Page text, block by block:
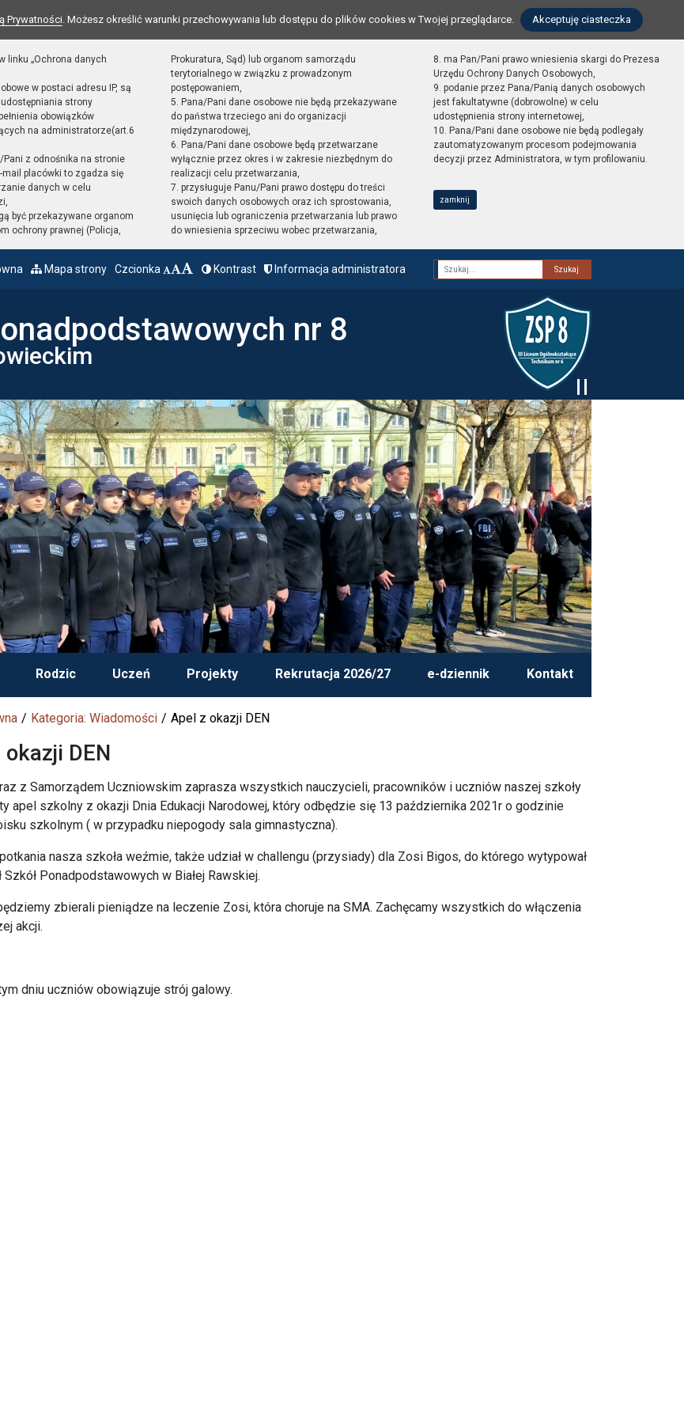
Prywatności. Możesz określić warunki przechowywania lub dostępu do plików cookies w Twojej przeglądarce. Akceptuję ciasteczka
linku „Ochrona danych
w postaci adresu IP, są
strony
obowiązków
na administratorze(art.6
Pani z odnośnika na stronie
mail placówki to zgadza się
danych w celu
być przekazywane organom
ochrony prawnej (Policja,
Prokuratura, Sąd) lub organom samorządu
terytorialnego w związku z prowadzonym
postępowaniem,
5. Pana/Pani dane osobowe nie będą przekazywane
do państwa trzeciego ani do organizacji
międzynarodowej,
6. Pana/Pani dane osobowe będą przetwarzane
wyłącznie przez okres i w zakresie niezbędnym do
realizacji celu przetwarzania,
7. przysługuje Panu/Pani prawo dostępu do treści
swoich danych osobowych oraz ich sprostowania,
usunięcia lub ograniczenia przetwarzania lub prawo
do wniesienia sprzeciwu wobec przetwarzania,
8. ma Pan/Pani prawo wniesienia skargi do Prezesa
Urzędu Ochrony Danych Osobowych,
9. podanie przez Pana/Panią danych osobowych
jest fakultatywne (dobrowolne) w celu
udostępnienia strony internetowej,
10. Pana/Pani dane osobowe nie będą podlegały
zautomatyzowanym procesom podejmowania
decyzji przez Administratora, w tym profilowaniu.
zamknij
Mapa strony Czcionka Kontrast Informacja administratora
Fraza
nr 8
Rodzic Uczeń Projekty Rekrutacja 2026/27 e-dziennik Kontakt
Kategoria: Wiadomości Apel z okazji DEN
DEN
z Samorządem Uczniowskim zaprasza wszystkich nauczycieli, pracowników i uczniów naszej szkoły
apel szkolny z okazji Dnia Edukacji Narodowej, który odbędzie się 13 października 2021r o godzinie
szkolnym ( w przypadku niepogody sala gimnastyczna).
nasza szkoła weźmie, także udział w challengu (przysiady) dla Zosi Bigos, do którego wytypował
Szkół Ponadpodstawowych w Białej Rawskiej.
zbierali pieniądze na leczenie Zosi, która choruje na SMA. Zachęcamy wszystkich do włączenia
akcji.
dniu uczniów obowiązuje strój galowy.